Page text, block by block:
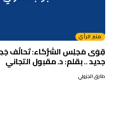
منبر الرأي
قِوَى مَجلِس الشُّركاء: تَحالُف
جديد .. بقلم: د. مقبول التجاني
طارق الجزولي